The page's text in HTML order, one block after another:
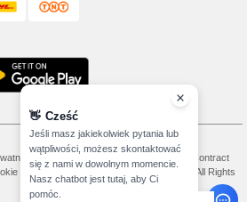
- Warunkami i Zasadami
General Contract
Site Map
Copyright 2026 needen.pl - All Rights
Reserved
👋 Cześć
Jeśli masz jakiekolwiek pytania lub
wątpliwości, możesz skontaktować
się z nami w dowolnym momencie.
Nasz chatbot jest tutaj, aby Ci
pomóc.